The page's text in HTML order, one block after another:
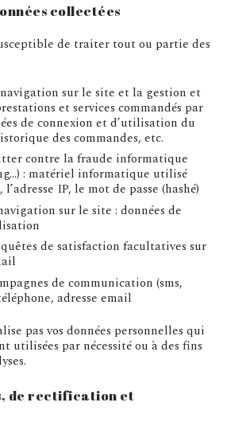
collectées
de traiter tout ou partie des
sur le site et la gestion et
et services commandés par
de connexion et d’utilisation du
des commandes, etc.
contre la fraude informatique
: matériel informatique utilisé
IP, le mot de passe (hashé)
sur le site : données de
de satisfaction facultatives sur
de communication (sms,
adresse email
pas vos données personnelles qui
utilisées par nécessité ou à des fins
de rectification et